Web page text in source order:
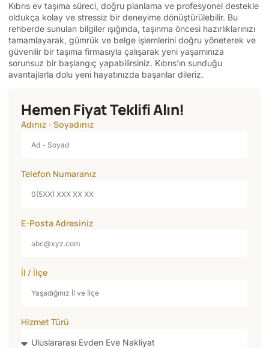
Kıbrıs ev taşıma süreci, doğru planlama ve profesyonel destekle
oldukça kolay ve stressiz bir deneyime dönüştürülebilir. Bu
rehberde sunulan bilgiler ışığında, taşınma öncesi hazırlıklarınızı
tamamlayarak, gümrük ve belge işlemlerini doğru yöneterek ve
güvenilir bir taşıma firmasıyla çalışarak yeni yaşamınıza
sorunsuz bir başlangıç yapabilirsiniz. Kıbrıs’ın sunduğu
avantajlarla dolu yeni hayatınızda başarılar dileriz.
Hemen Fiyat Teklifi Alın!
Adınız - Soyadınız
Telefon Numaranız
E-Posta Adresiniz
İl / İlçe
Hizmet Türü